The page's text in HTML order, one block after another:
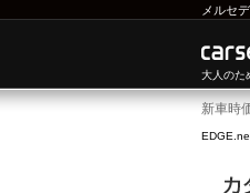
メルセ
大人のた
新車時